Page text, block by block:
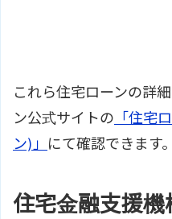
これら住宅ローンの詳
ン公式サイトの 「住宅
ン)」 にて確認できます。
住宅金融支援